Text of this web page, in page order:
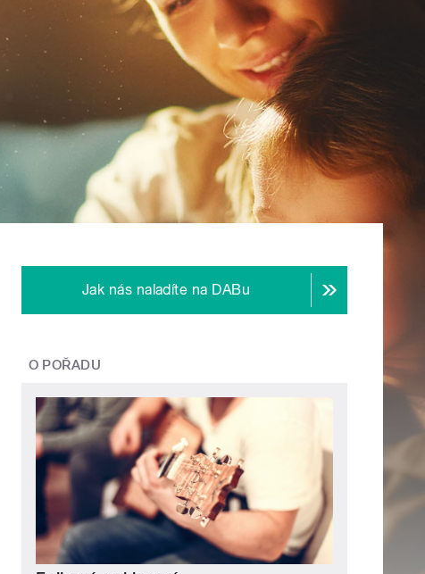
Jak nás naladíte na DABu
O POŘADU